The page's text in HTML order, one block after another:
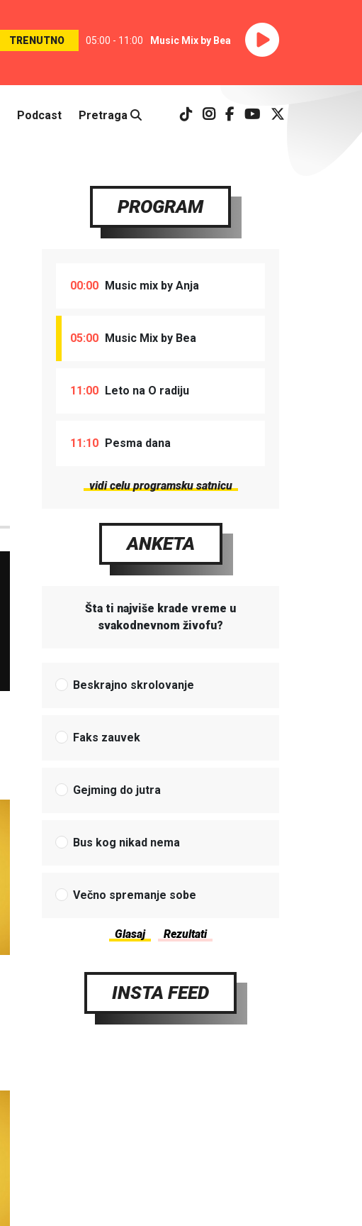
TRENUTNO 05:00 - 11:00 Music Mix by Bea
Podcast Pretraga
PROGRAM
00:00 Music mix by Anja
05:00 Music Mix by Bea
11:00 Leto na O radiju
11:10 Pesma dana
vidi celu programsku satnicu
ANKETA
Šta ti najviše krade vreme u
svakodnevnom živofu?
Beskrajno skrolovanje
Faks zauvek
Gejming do jutra
Bus kog nikad nema
Večno spremanje sobe
INSTA FEED